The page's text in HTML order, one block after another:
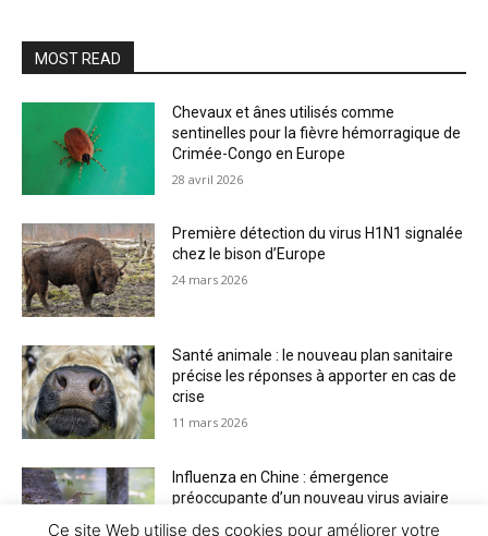
MOST READ
Chevaux et ânes utilisés comme
sentinelles pour la fièvre hémorragique de
Crimée-Congo en Europe
28 avril 2026
Première détection du virus H1N1 signalée
chez le bison d’Europe
24 mars 2026
Santé animale : le nouveau plan sanitaire
précise les réponses à apporter en cas de
crise
11 mars 2026
Influenza en Chine : émergence
préoccupante d’un nouveau virus aviaire
Ce site Web utilise des cookies pour améliorer votre